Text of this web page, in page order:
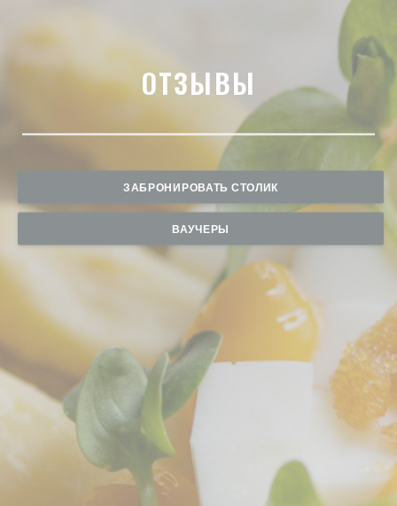
ОТЗЫВЫ
ЗАБРОНИРОВАТЬ СТОЛИК
ВАУЧЕРЫ